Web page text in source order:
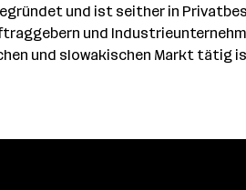
und ist seither in
und
und slowakischen Markt tätig